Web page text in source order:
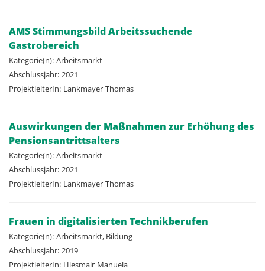
AMS Stimmungsbild Arbeitssuchende
Gastrobereich
Kategorie(n): Arbeitsmarkt
Abschlussjahr: 2021
ProjektleiterIn: Lankmayer Thomas
Auswirkungen der Maßnahmen zur Erhöhung des
Pensionsantrittsalters
Kategorie(n): Arbeitsmarkt
Abschlussjahr: 2021
ProjektleiterIn: Lankmayer Thomas
Frauen in digitalisierten Technikberufen
Kategorie(n): Arbeitsmarkt, Bildung
Abschlussjahr: 2019
ProjektleiterIn: Hiesmair Manuela